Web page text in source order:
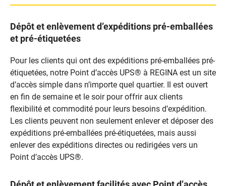
Dépôt et enlèvement d’expéditions pré-emballées
et pré-étiquetées
Pour les clients qui ont des expéditions pré-emballées pré-
étiquetées, notre Point d’accès UPS® à REGINA est un site
d’accès simple dans n’importe quel quartier. Il est ouvert
en fin de semaine et le soir pour offrir aux clients
flexibilité et commodité pour leurs besoins d’expédition.
Les clients peuvent non seulement enlever et déposer des
expéditions pré-emballées pré-étiquetées, mais aussi
enlever des expéditions directes ou redirigées vers un
Point d’accès UPS®.